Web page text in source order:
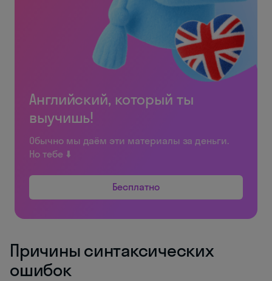
Английский, который ты
выучишь!
Обычно мы даём эти материалы за деньги.
Но тебе ⬇️
Бесплатно
Причины синтаксических
ошибок